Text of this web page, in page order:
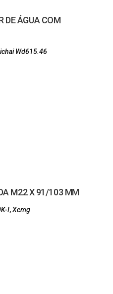
DE ÁGUA COM
Wd615.46
M22 X 91/103 MM
I,Xcmg